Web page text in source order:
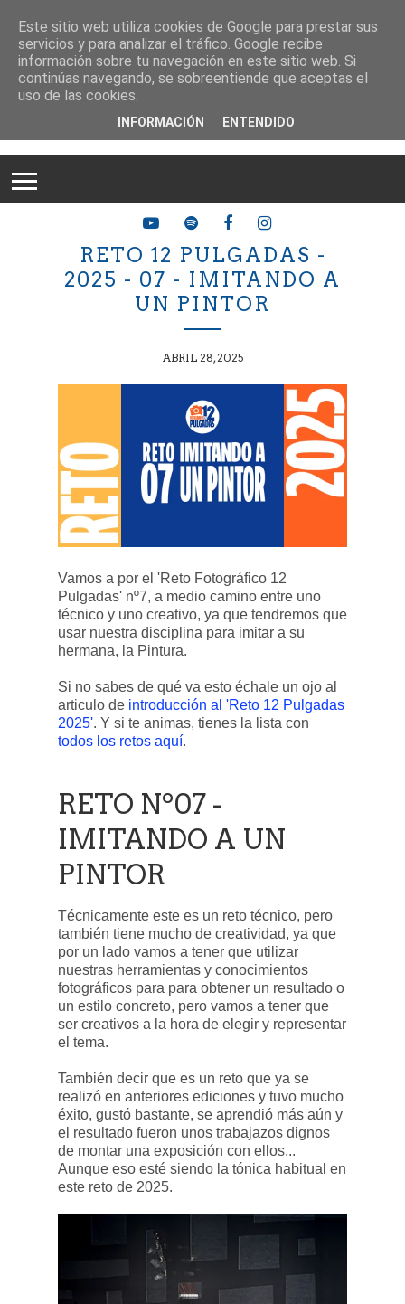
RETO 12 PULGADAS -
2025 - 07 - IMITANDO A
UN PINTOR
ABRIL 28, 2025
Vamos a por el 'Reto Fotográfico 12
Pulgadas' nº7, a medio camino entre uno
técnico y uno creativo, ya que tendremos que
usar nuestra disciplina para imitar a su
hermana, la Pintura.
Si no sabes de qué va esto échale un ojo al
articulo de introducción al 'Reto 12 Pulgadas
2025'. Y si te animas, tienes la lista con
todos los retos aquí.
RETO Nº07 -
IMITANDO A UN
PINTOR
Técnicamente este es un reto técnico, pero
también tiene mucho de creatividad, ya que
por un lado vamos a tener que utilizar
nuestras herramientas y conocimientos
fotográficos para para obtener un resultado o
un estilo concreto, pero vamos a tener que
ser creativos a la hora de elegir y representar
el tema.
También decir que es un reto que ya se
realizó en anteriores ediciones y tuvo mucho
éxito, gustó bastante, se aprendió más aún y
el resultado fueron unos trabajazos dignos
de montar una exposición con ellos...
Aunque eso esté siendo la tónica habitual en
este reto de 2025.
Este sitio web utiliza cookies de Google para prestar sus
servicios y para analizar el tráfico. Google recibe
información sobre tu navegación en este sitio web. Si
continúas navegando, se sobreentiende que aceptas el
uso de las cookies.
INFORMACIÓN ENTENDIDO